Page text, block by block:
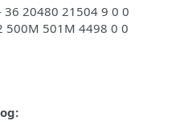
36 20480 21504 9 0 0
500M 501M 4498 0 0